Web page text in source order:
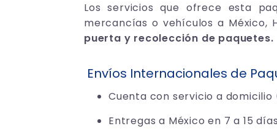
Los servicios que ofrece esta
mercancías o vehículos a México,
puerta y recolección de paquetes.
Envíos Internacionales de
Cuenta con servicio a
Entregas a México en 7 a 15